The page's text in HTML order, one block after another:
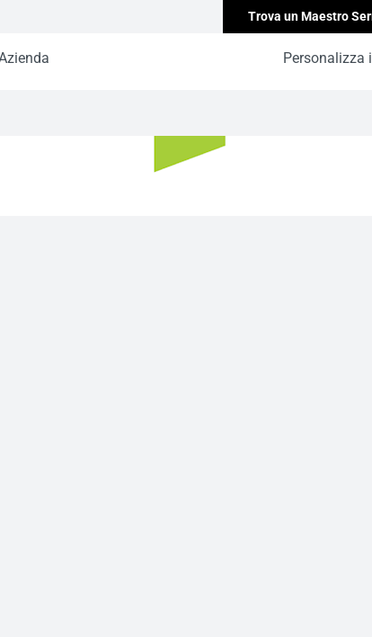
Trova un Maestro
Personalizza